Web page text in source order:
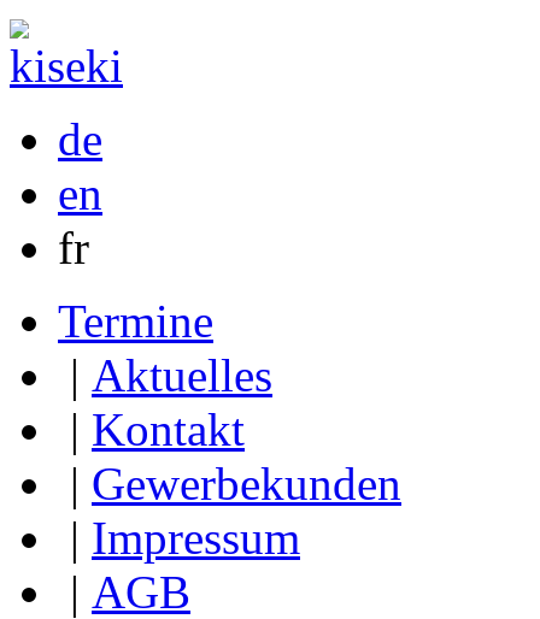
de
en
fr
Termine
| Aktuelles
| Kontakt
| Gewerbekunden
| Impressum
| AGB